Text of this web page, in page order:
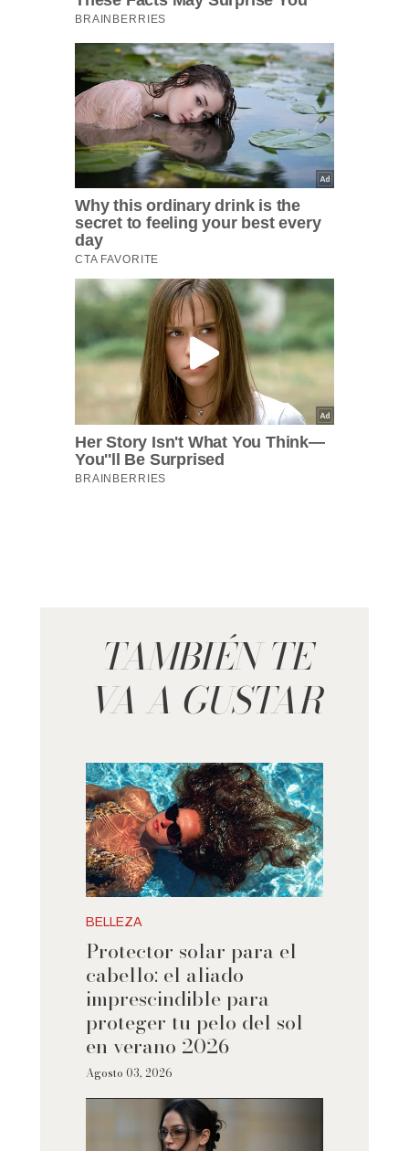
TAMBIÉN TE
VA A GUSTAR
BELLEZA
Protector solar para el
cabello: el aliado
imprescindible para
proteger tu pelo del sol
en verano 2026
Agosto 03, 2026